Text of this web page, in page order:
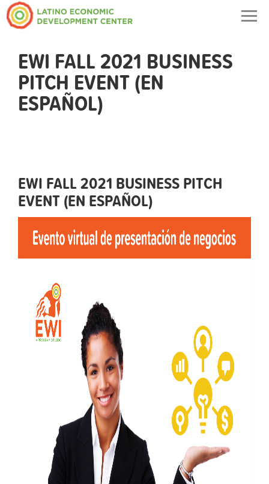
EWI FALL 2021 BUSINESS
PITCH EVENT (EN
ESPAÑOL)
EWI FALL 2021 BUSINESS PITCH
EVENT (EN ESPAÑOL)